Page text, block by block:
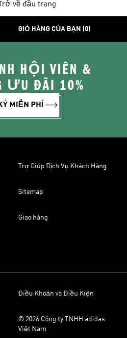
Trở về đầu trang
GIỎ HÀNG CỦA BẠN (0)
HỘI VIÊN &
ƯU ĐÃI 10%
MIỄN PHÍ
Trợ Giúp Dịch Vụ Khách Hàng
Sitemap
Giao hàng
Điều Khoản và Điều Kiện
© 2026 Công ty TNHH adidas
Việt Nam